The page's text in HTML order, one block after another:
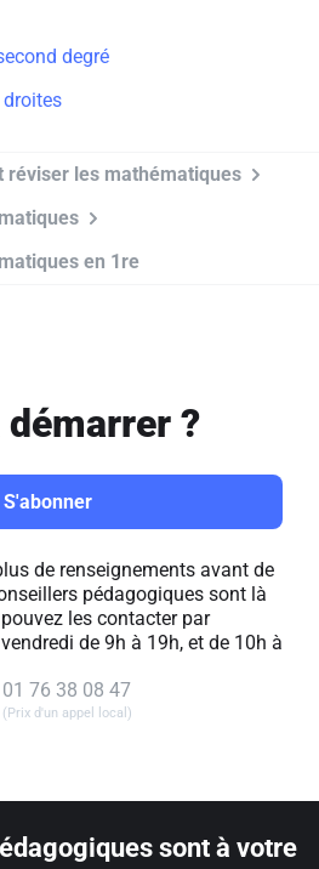
degré
droites
réviser les mathématiques
en 1re
?
S'abonner
de renseignements avant de
pédagogiques sont là
les contacter par
de 9h à 19h, et de 10h à
01 76 38 08 47
(Prix d'un appel local)
sont à votre